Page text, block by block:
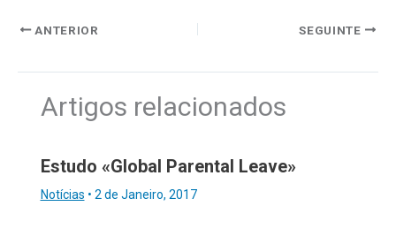
ANTERIOR SEGUINTE
Artigos relacionados
Estudo «Global Parental Leave»
Notícias • 2 de Janeiro, 2017